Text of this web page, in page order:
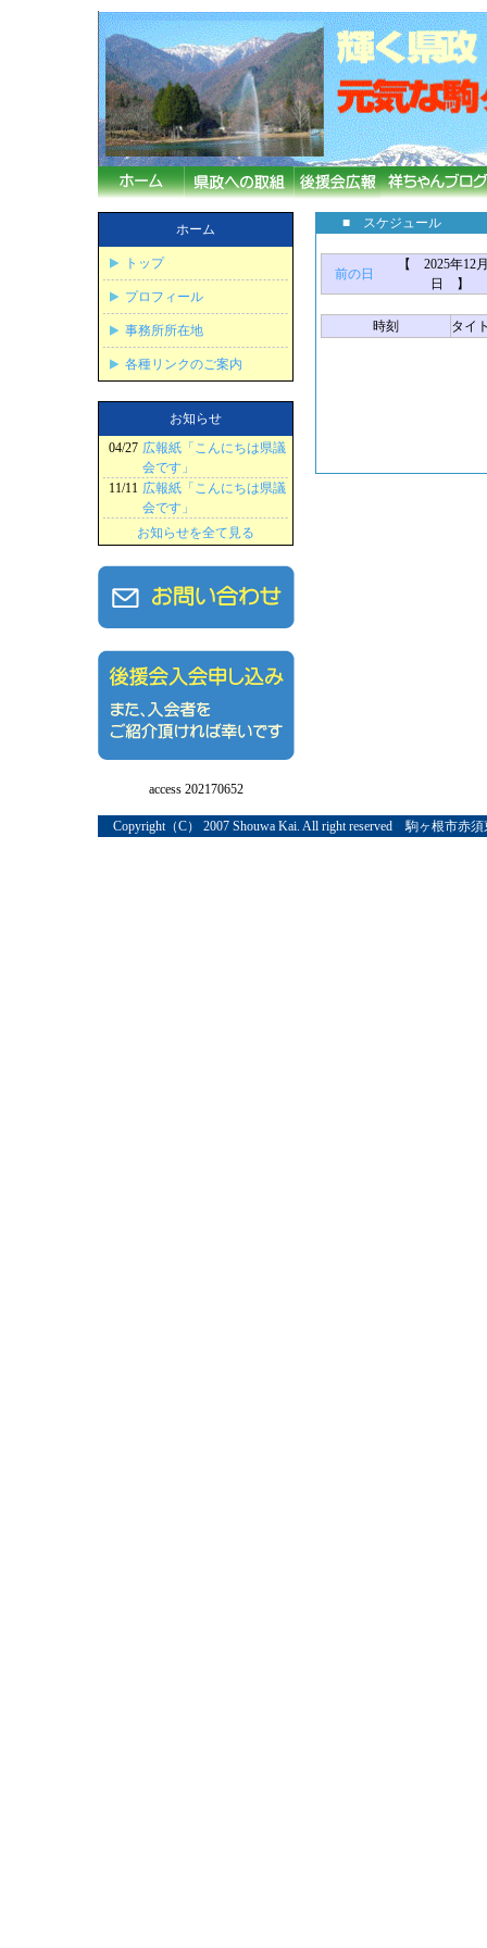
ホーム
トップ
プロフィール
事務所所在地
各種リンクのご案内
お知らせ
04/27 広報紙「こんにちは県議
会です」
11/11 広報紙「こんにちは県議
会です」
お知らせを全て見る
access 202170652
■ スケジュール
前の日
【 2025年12
日 】
時刻 タイ
Copyright（C） 2007 Shouwa Kai. All right reserved 駒ヶ根市